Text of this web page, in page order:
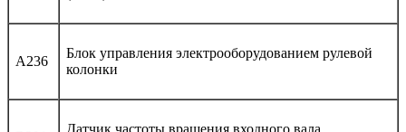
A236
Блок управления электрооборудованием рулевой
колонки
Датчик частоты вращения входного вала